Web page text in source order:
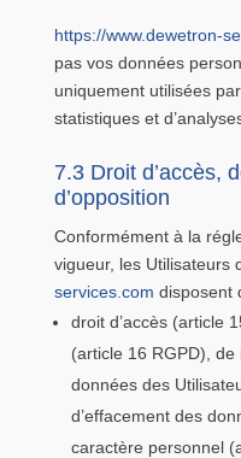
https://www.dewetron-
pas vos données
uniquement utilisées
statistiques et
7.3 Droit d’accès,
d’opposition
Conformément à la
vigueur, les Utilisateurs
services.com disposent
droit d’accès (article
(article 16 RGPD),
données des
d’effacement des
caractère personnel